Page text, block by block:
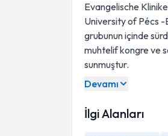
Evangelische
University of Pécs -
grubunun içinde
muhtelif kongre ve
sunmuştur.
Devamı
İlgi Alanları